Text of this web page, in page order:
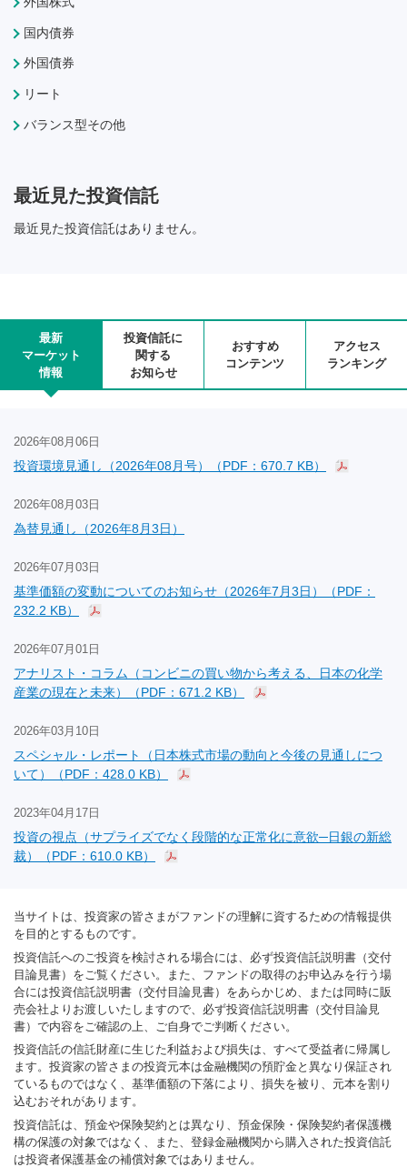
国内債券
外国債券
リート
バランス型その他
最近見た投資信託
最近見た投資信託はありません。
最新
マーケット
情報
投資信託に
関する
お知らせ
おすすめ
コンテンツ
アクセス
ランキング
2026年08月06日
投資環境見通し（2026年08月号）（PDF：670.7 KB）
2026年08月03日
為替見通し（2026年8月3日）
2026年07月03日
基準価額の変動についてのお知らせ（2026年7月3日）（PDF：
232.2 KB）
2026年07月01日
アナリスト・コラム（コンビニの買い物から考える、日本の化学
産業の現在と未来）（PDF：671.2 KB）
2026年03月10日
スペシャル・レポート（日本株式市場の動向と今後の見通しにつ
いて）（PDF：428.0 KB）
2023年04月17日
投資の視点（サプライズでなく段階的な正常化に意欲─日銀の新総
裁）（PDF：610.0 KB）
当サイトは、投資家の皆さまがファンドの理解に資するための情報提供
を目的とするものです。
投資信託へのご投資を検討される場合には、必ず投資信託説明書（交付
目論見書）をご覧ください。また、ファンドの取得のお申込みを行う場
合には投資信託説明書（交付目論見書）をあらかじめ、または同時に販
売会社よりお渡しいたしますので、必ず投資信託説明書（交付目論見
書）で内容をご確認の上、ご自身でご判断ください。
投資信託の信託財産に生じた利益および損失は、すべて受益者に帰属し
ます。投資家の皆さまの投資元本は金融機関の預貯金と異なり保証され
ているものではなく、基準価額の下落により、損失を被り、元本を割り
込むおそれがあります。
投資信託は、預金や保険契約とは異なり、預金保険・保険契約者保護機
構の保護の対象ではなく、また、登録金融機関から購入された投資信託
は投資者保護基金の補償対象ではありません。